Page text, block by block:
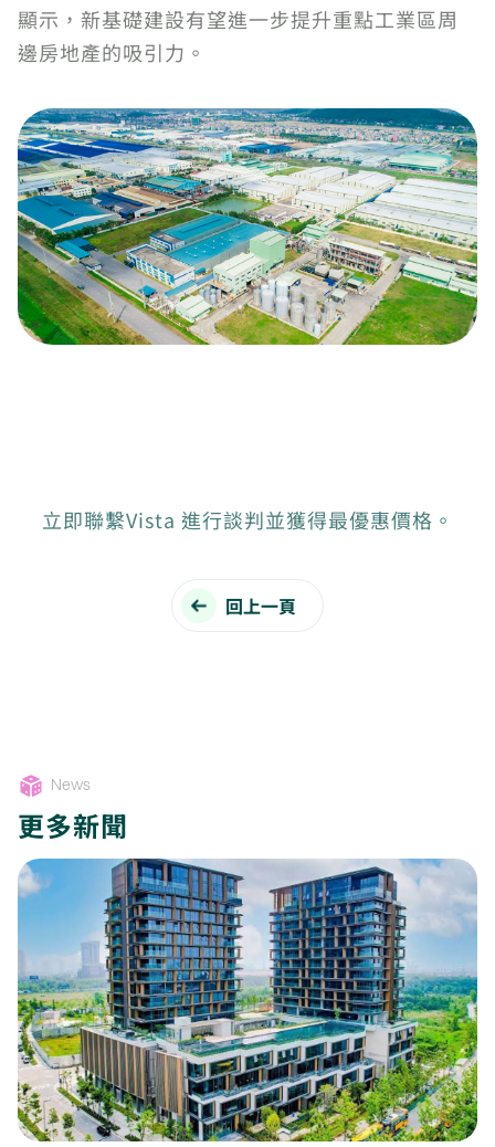
顯示，新基礎建設有望進一步提升重點工業區周
邊房地產的吸引力。
立即聯繫Vista 進行談判並獲得最優惠價格。
回上一頁
News
更多新聞